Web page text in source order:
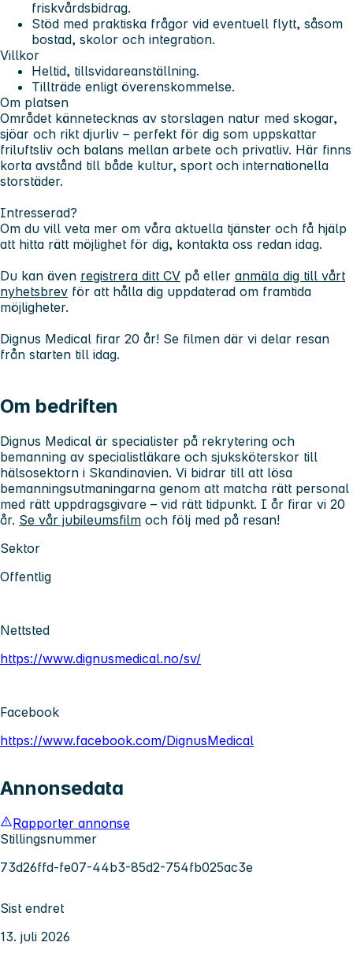
friskvårdsbidrag.
Stöd med praktiska frågor vid eventuell flytt, såsom
bostad, skolor och integration.
Villkor
Heltid, tillsvidareanställning.
Tillträde enligt överenskommelse.
Om platsen
Området kännetecknas av storslagen natur med skogar,
sjöar och rikt djurliv – perfekt för dig som uppskattar
friluftsliv och balans mellan arbete och privatliv. Här finns
korta avstånd till både kultur, sport och internationella
storstäder.
Intresserad?
Om du vill veta mer om våra aktuella tjänster och få hjälp
att hitta rätt möjlighet för dig, kontakta oss redan idag.
Du kan även registrera ditt CV på eller anmäla dig till vårt
nyhetsbrev för att hålla dig uppdaterad om framtida
möjligheter.
Dignus Medical firar 20 år! Se filmen där vi delar resan
från starten till idag.
Om bedriften
Dignus Medical är specialister på rekrytering och
bemanning av specialistläkare och sjuksköterskor till
hälsosektorn i Skandinavien. Vi bidrar till att lösa
bemanningsutmaningarna genom att matcha rätt personal
med rätt uppdragsgivare – vid rätt tidpunkt. I år firar vi 20
år. Se vår jubileumsfilm och följ med på resan!
Sektor
Offentlig
Nettsted
https://www.dignusmedical.no/sv/
Facebook
https://www.facebook.com/DignusMedical
Annonsedata
Rapporter annonse
Stillingsnummer
73d26ffd-fe07-44b3-85d2-754fb025ac3e
Sist endret
13. juli 2026